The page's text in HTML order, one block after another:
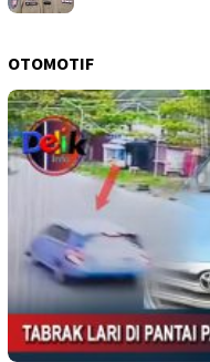
OTOMOTIF